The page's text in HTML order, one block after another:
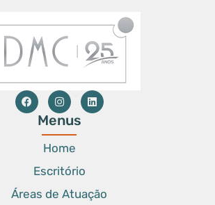
Menus
Home
Escritório
Áreas de Atuação